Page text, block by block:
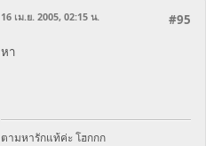
#95
16 เม.ย. 2005, 02:15 น.
หา
ตามหารักแท้ค่ะ โฮกกก